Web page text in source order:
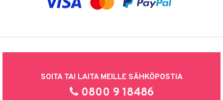
SOITA TAI LAITA MEILLE SÄHKÖPOSTIA
0800 9 18486